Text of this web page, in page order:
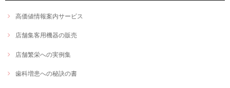
高価値情報案内サービス
店舗集客用機器の販売
店舗繁栄への実例集
歯科増患への秘訣の書